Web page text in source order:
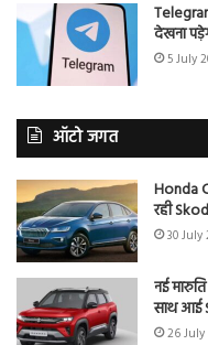
देखना
5 July
ऑटो जगत
Honda
रही
30 July
नई
साथ आई
26 July